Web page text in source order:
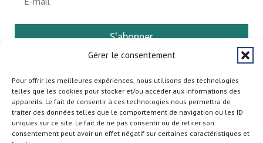
Gérer le consentement
Pour offrir les meilleures expériences, nous utilisons des technologies
telles que les cookies pour stocker et/ou accéder aux informations des
appareils. Le fait de consentir à ces technologies nous permettra de
traiter des données telles que le comportement de navigation ou les ID
uniques sur ce site. Le fait de ne pas consentir ou de retirer son
consentement peut avoir un effet négatif sur certaines caractéristiques et
S'abonner